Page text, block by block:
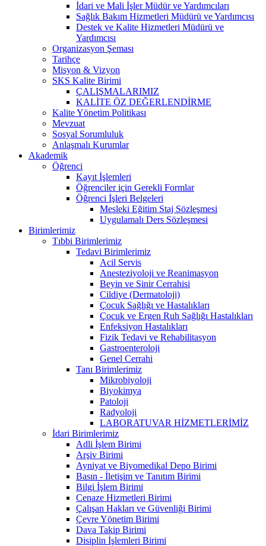
İdari ve Mali İşler Müdür ve Yardımcıları
Sağlık Bakım Hizmetleri Müdürü ve Yardımcısı
Destek ve Kalite Hizmetleri Müdürü ve
Yardımcısı
Organizasyon Şeması
Tarihçe
Misyon & Vizyon
SKS Kalite Birimi
ÇALIŞMALARIMIZ
KALİTE ÖZ DEĞERLENDİRME
Kalite Yönetim Politikası
Mevzuat
Sosyal Sorumluluk
Anlaşmalı Kurumlar
Akademik
Öğrenci
Kayıt İşlemleri
Öğrenciler için Gerekli Formlar
Öğrenci İşleri Belgeleri
Mesleki Eğitim Staj Sözleşmesi
Uygulamalı Ders Sözleşmesi
Birimlerimiz
Tıbbi Birimlerimiz
Tedavi Birimlerimiz
Acil Servis
Anesteziyoloji ve Reanimasyon
Beyin ve Sinir Cerrahisi
Cildiye (Dermatoloji)
Çocuk Sağlığı ve Hastalıkları
Çocuk ve Ergen Ruh Sağlığı Hastalıkları
Enfeksiyon Hastalıkları
Fizik Tedavi ve Rehabilitasyon
Gastroenteroloji
Genel Cerrahi
Tanı Birimlerimiz
Mikrobiyoloji
Biyokimya
Patoloji
Radyoloji
LABORATUVAR HİZMETLERİMİZ
İdari Birimlerimiz
Adli İşlem Birimi
Arşiv Birimi
Ayniyat ve Biyomedikal Depo Birimi
Basın - İletişim ve Tanıtım Birimi
Bilgi İşlem Birimi
Cenaze Hizmetleri Birimi
Çalışan Hakları ve Güvenliği Birimi
Çevre Yönetim Birimi
Dava Takip Birimi
Disiplin İşlemleri Birimi